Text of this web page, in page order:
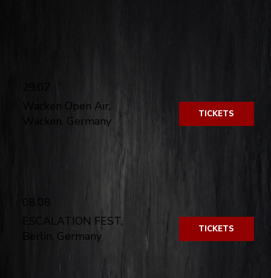
Wacken Open Air,
Wacken, Germany
TICKETS
08.08
ESCALATION FEST,
Berlin, Germany
TICKETS